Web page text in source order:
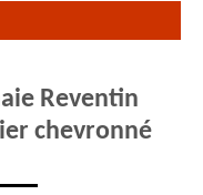
Reventin
chevronné